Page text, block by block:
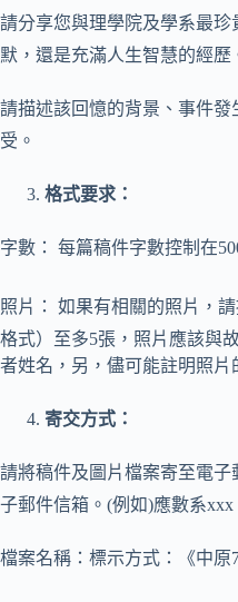
請分享您與理學院及學系最
默，還是充滿人生智慧的經歷
請描述該回憶的背景、事件
受。
格式要求：
字數： 每篇稿件字數控制在
照片： 如果有相關的照片，
格式）至多5張，照片應該與
者姓名，另，儘可能註明照片
寄交方式：
請將稿件及圖片檔案寄至電
子郵件信箱。(例如)應數系xxx
檔案名稱：標示方式：《中